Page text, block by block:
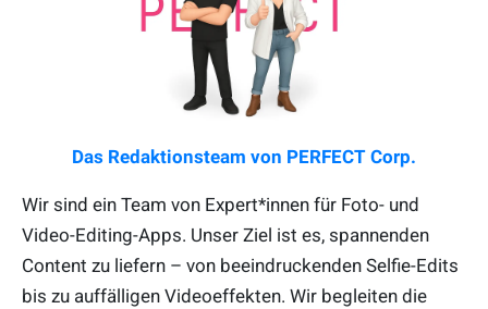
Das Redaktionsteam von PERFECT Corp.
Wir sind ein Team von Expert*innen für Foto- und
Video-Editing-Apps. Unser Ziel ist es, spannenden
Content zu liefern – von beeindruckenden Selfie-Edits
bis zu auffälligen Videoeffekten. Wir begleiten die